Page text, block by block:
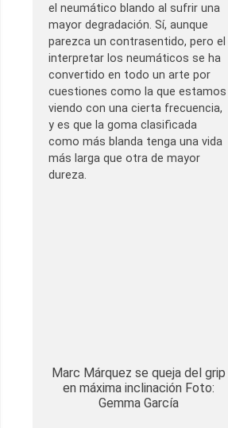
el neumático blando al sufrir una
mayor degradación. Sí, aunque
parezca un contrasentido, pero el
interpretar los neumáticos se ha
convertido en todo un arte por
cuestiones como la que estamos
viendo con una cierta frecuencia,
y es que la goma clasificada
como más blanda tenga una vida
más larga que otra de mayor
dureza.
Marc Márquez se queja del grip
en máxima inclinación Foto:
Gemma García